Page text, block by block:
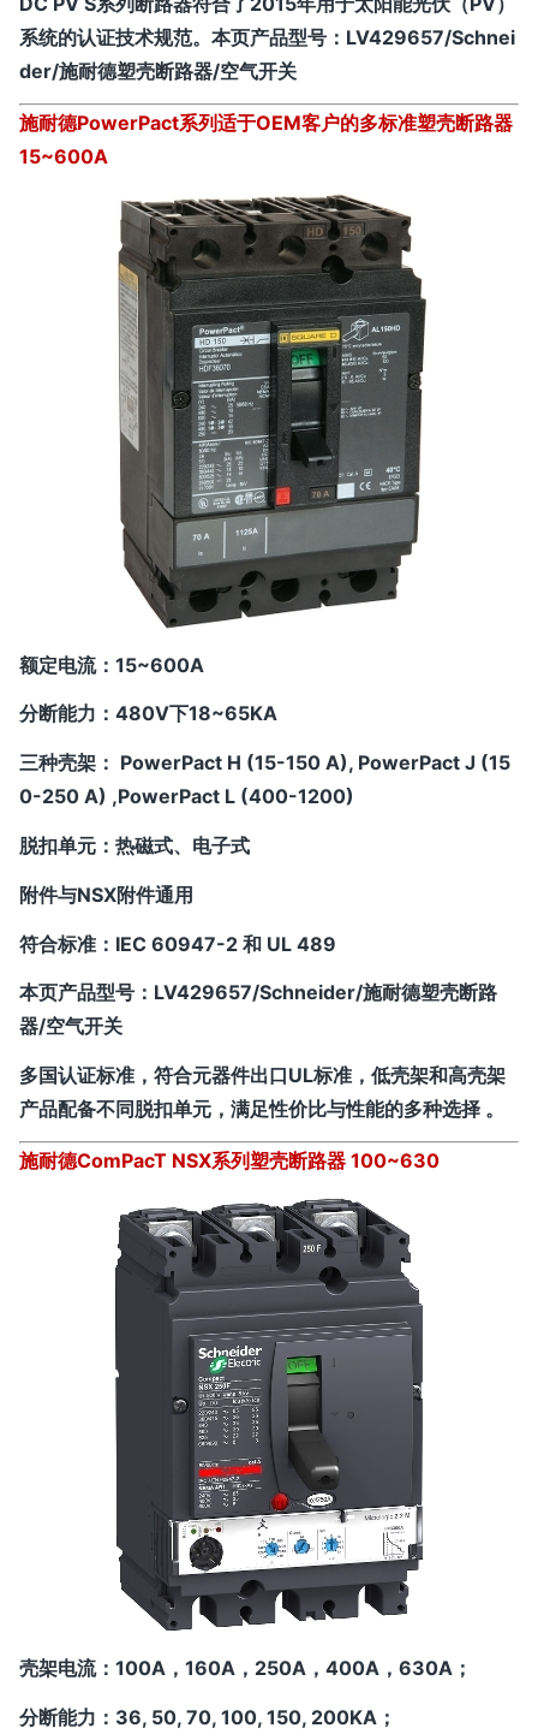
系统的认证技术规范。 本页产品型号： LV429657/Schnei
der/施耐德塑壳断路器/空气开关
施耐德PowerPact系列适于OEM客户的多标准塑壳断路器
15~600A
额定电流：15~600A
分断能力：480V下18~65KA
三种壳架： PowerPact H (15-150 A), PowerPact J (15
0-250 A) ,PowerPact L (400-1200)
脱扣单元：热磁式、电子式
附件与NSX附件通用
符合标准：IEC 60947-2 和 UL 489
本页产品型号： LV429657/Schneider/施耐德塑壳断路
器/空气开关
多国认证标准，符合元器件出口UL标准，低壳架和高壳架
产品配备不同脱扣单元，满足性价比与性能的多种选择 。
施耐德ComPacT NSX系列塑壳断路器 100~630
壳架电流：100A，160A，250A，400A，630A；
分断能力：36, 50, 70, 100, 150, 200KA；